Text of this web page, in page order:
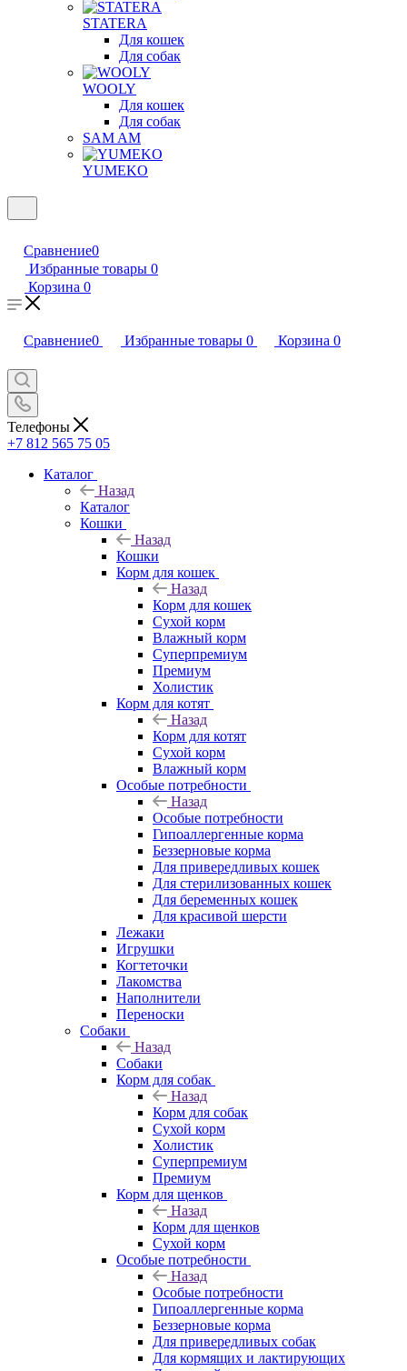
STATERA
Для кошек
Для собак
WOOLY
Для кошек
Для собак
SAM AM
YUMEKO
Сравнение0
Избранные товары 0
Корзина 0
Сравнение0 Избранные товары 0 Корзина 0
Телефоны
+7 812 565 75 05
Каталог
Назад
Каталог
Кошки
Назад
Кошки
Корм для кошек
Назад
Корм для кошек
Сухой корм
Влажный корм
Суперпремиум
Премиум
Холистик
Корм для котят
Назад
Корм для котят
Сухой корм
Влажный корм
Особые потребности
Назад
Особые потребности
Гипоаллергенные корма
Беззерновые корма
Для привередливых кошек
Для стерилизованных кошек
Для беременных кошек
Для красивой шерсти
Лежаки
Игрушки
Когтеточки
Лакомства
Наполнители
Переноски
Собаки
Назад
Собаки
Корм для собак
Назад
Корм для собак
Сухой корм
Холистик
Суперпремиум
Премиум
Корм для щенков
Назад
Корм для щенков
Сухой корм
Особые потребности
Назад
Особые потребности
Гипоаллергенные корма
Беззерновые корма
Для привередливых собак
Для кормящих и лактирующих